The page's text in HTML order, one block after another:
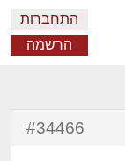
התחברות
הרשמה
#34466